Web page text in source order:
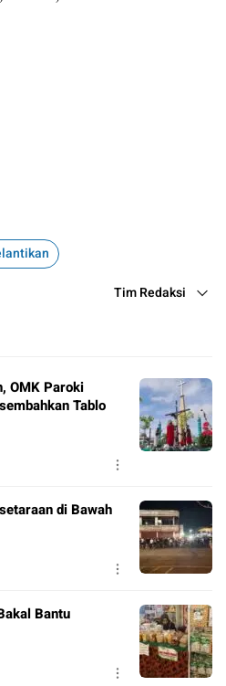
Tim Redaksi
OMK Paroki
Tablo
di Bawah
Bantu